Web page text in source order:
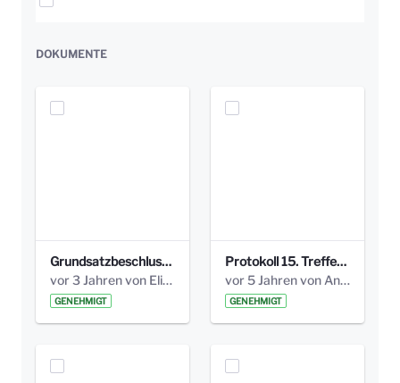
DOKUMENTE
Grundsatzbeschluss Bismarckplatz_440_2021.pdf
vor 3 Jahren von Elisa Söll
GENEHMIGT
Protokoll 15. Treffen 20161006 AG Bismarckplatz.pdf
vor 5 Jahren von Anni Schlumberger
GENEHMIGT